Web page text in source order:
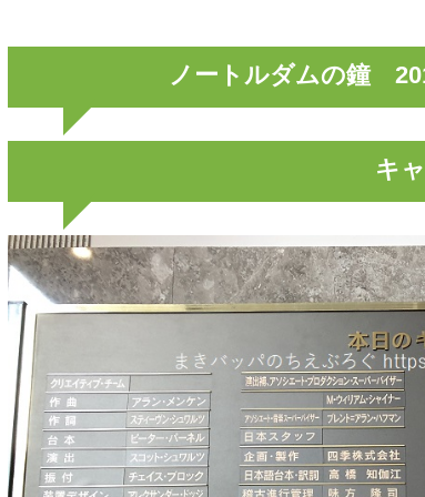
ノートルダムの鐘
キ